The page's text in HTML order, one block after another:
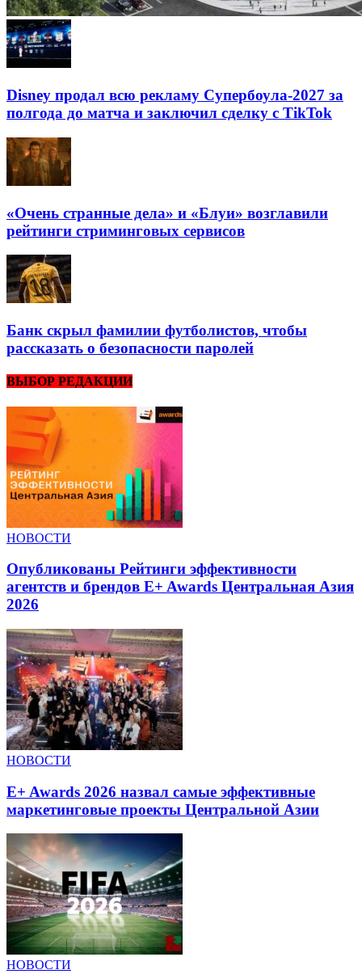
Disney продал всю рекламу Супербоула-2027 за
полгода до матча и заключил сделку с TikTok
«Очень странные дела» и «Блуи» возглавили
рейтинги стриминговых сервисов
Банк скрыл фамилии футболистов, чтобы
рассказать о безопасности паролей
ВЫБОР РЕДАКЦИИ
НОВОСТИ
Опубликованы Рейтинги эффективности
агентств и брендов E+ Awards Центральная Азия
2026
НОВОСТИ
E+ Awards 2026 назвал самые эффективные
маркетинговые проекты Центральной Азии
НОВОСТИ